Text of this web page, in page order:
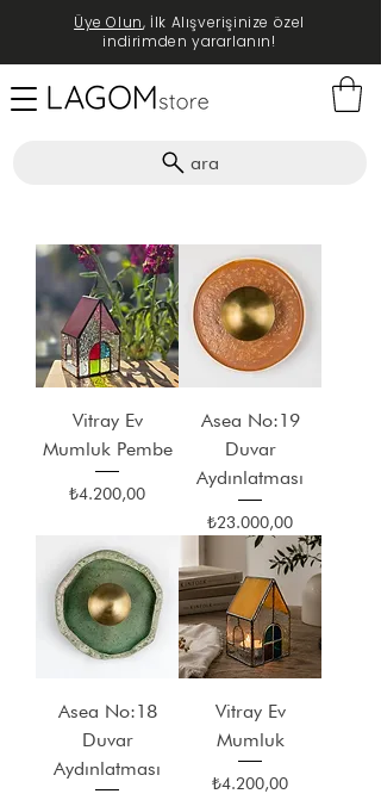
ara
Üye Olun, İlk Alışverişinize özel
indirimden yararlanın!
Vitray Ev
Mumluk Pembe
Fiyat
₺4.200,00
Asea No:19
Duvar
Aydınlatması
Fiyat
₺23.000,00
Asea No:18
Duvar
Aydınlatması
Vitray Ev
Mumluk
Fiyat
₺4.200,00